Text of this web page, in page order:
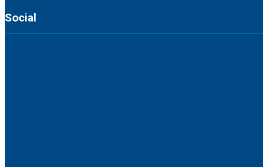
Social